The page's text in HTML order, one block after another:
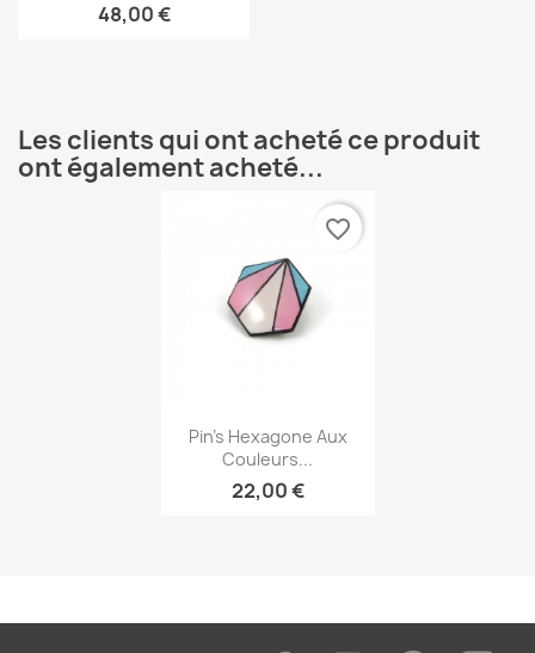
48,00 €
Les clients qui ont acheté ce produit
ont également acheté...
Aperçu rapide
Pin's Hexagone Aux
Couleurs...
22,00 €
favorite_border